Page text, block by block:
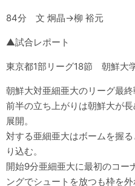
84分 文 炯晶→柳 裕元
▲試合レポート
東京都1部リーグ18節 朝鮮大
朝鮮大対亜細亜大のリーグ最終
前半の立ち上がりは朝鮮大が
展開。
対する亜細亜大はボームを握
り込む。
開始9分亜細亜大に最初のコー
ングでシュートを放つも枠を外